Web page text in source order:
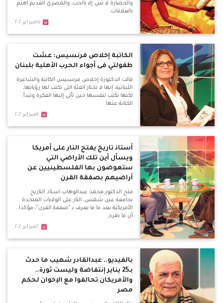
والحضارة لا تبني إلا بالحب، والمصري القديم اهتم
بالعلاقات.
١٥فبراير٢٠٢٠
الكاتبة إخلاص فرنسيس: عشت
طفولتي فى أجواء الحرب الأهلية بلبنان
قالت الدكتورة إخلاص فرنسيس الكاتبة والشاعرة
اللبنانية، إنها لا تختار الفئة التى تكتب لها رؤياتها،
لكنها تكتب لنفسها حين تأتي إليها الفكرة وتبدأ
الكتابة عنها.
٩فبراير٢٠٢٠
أستاذ تاريخ يفتح النار على أمريكا
ويسأل أين تلك الأراضي التي
ستعوضون بها الفلسطينيين عن
أراضيهم بصفقة القرن
فتح الدكتور محمد عبدالوهاب استاذ التاريخ
بجامعة عين شمس، النار على الولايات المتحدة
الأمريكية بعد ما ما يعرف بـ "صفقة القرن"، مؤكدا
أن ما طرح
٢فبراير٢٠٢٠
بالفيديو.. عبدالقادر شهيب ما حدث
بـ25 يناير إنتفاضة وليست ثورة..
والأمريكان تحالفوا مع الإخوان لحكم
مصر